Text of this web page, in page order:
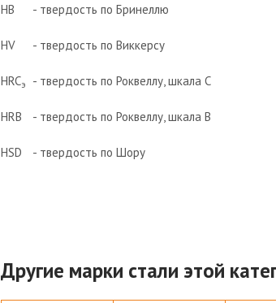
HB
- твердость по Бринеллю
HV
- твердость по Виккерсу
HRCэ - твердость по Роквеллу, шкала С
HRB
- твердость по Роквеллу, шкала В
HSD - твердость по Шору
Другие марки стали этой